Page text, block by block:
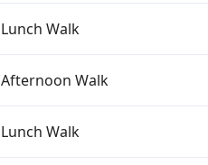
Lunch Walk
Afternoon Walk
Lunch Walk